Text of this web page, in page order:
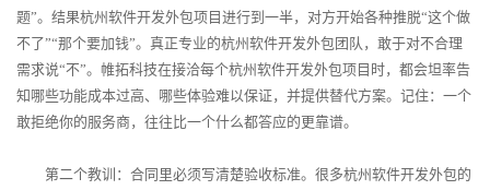
题”。结果杭州软件开发外包项目进行到一半，对方开始各种推脱“这个做
不了”“那个要加钱”。真正专业的杭州软件开发外包团队，敢于对不合理
需求说“不”。帷拓科技在接洽每个杭州软件开发外包项目时，都会坦率告
知哪些功能成本过高、哪些体验难以保证，并提供替代方案。记住：一个
敢拒绝你的服务商，往往比一个什么都答应的更靠谱。
第二个教训：合同里必须写清楚验收标准。很多杭州软件开发外包的